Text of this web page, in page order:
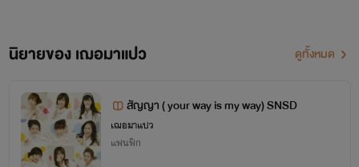
นิยายของ เฌอมาแปว ดูทั้งหมด
สัญญา ( your way is my way) SNSD
เฌอมาแปว
แฟนฟิก